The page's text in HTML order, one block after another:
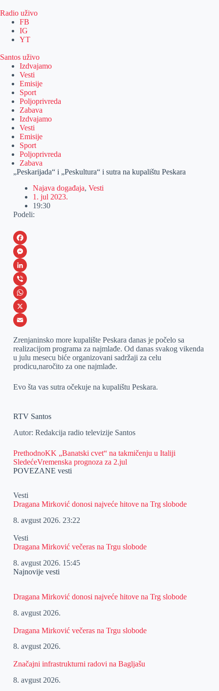
Radio uživo
FB
IG
YT
Santos uživo
Izdvajamo
Vesti
Emisije
Sport
Poljoprivreda
Zabava
Izdvajamo
Vesti
Emisije
Sport
Poljoprivreda
Zabava
„Peskarijada“ i „Peskultura“ i sutra na kupalištu Peskara
Najava događaja, Vesti
1. jul 2023.
19:30
Podeli:
F
a
c
e
b
o
k
M
e
s
s
e
g
e
L
i
n
k
d
I
V
i
b
r
W
h
t
s
p
X
m
a
l
Zrenjaninsko more kupalište Peskara danas je počelo sa
realizacijom programa za najmlađe. Od danas svakog vikenda
u julu mesecu biće organizovani sadržaji za celu
prodicu,naročito za one najmlađe.
Evo šta vas sutra očekuje na kupalištu Peskara.
RTV Santos
Autor: Redakcija radio televizije Santos
PrethodnoKK „Banatski cvet“ na takmičenju u Italiji
SledećeVremenska prognoza za 2.jul
POVEZANE vesti
Vesti
Dragana Mirković donosi najveće hitove na Trg slobode
8. avgust 2026. 23:22
Vesti
Dragana Mirković večeras na Trgu slobode
8. avgust 2026. 15:45
Najnovije vesti
Dragana Mirković donosi najveće hitove na Trg slobode
8. avgust 2026.
Dragana Mirković večeras na Trgu slobode
8. avgust 2026.
Značajni infrastrukturni radovi na Bagljašu
8. avgust 2026.